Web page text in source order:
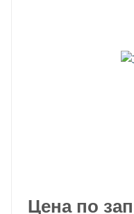
Цена по